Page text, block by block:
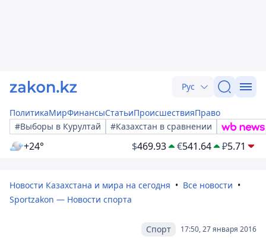
Рус
ПолитикаМирФинансыСтатьиПроисшествияПраво
#Выборы в Курултай
#Казахстан в сравнении
+24° $469.93 €541.64 ₽5.71
Новости Казахстана и мира на сегодня
Все новости
Sportzakon — Новости спорта
17:50, 27 января 2016
Спорт